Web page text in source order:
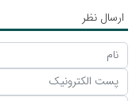
ارسال نظر